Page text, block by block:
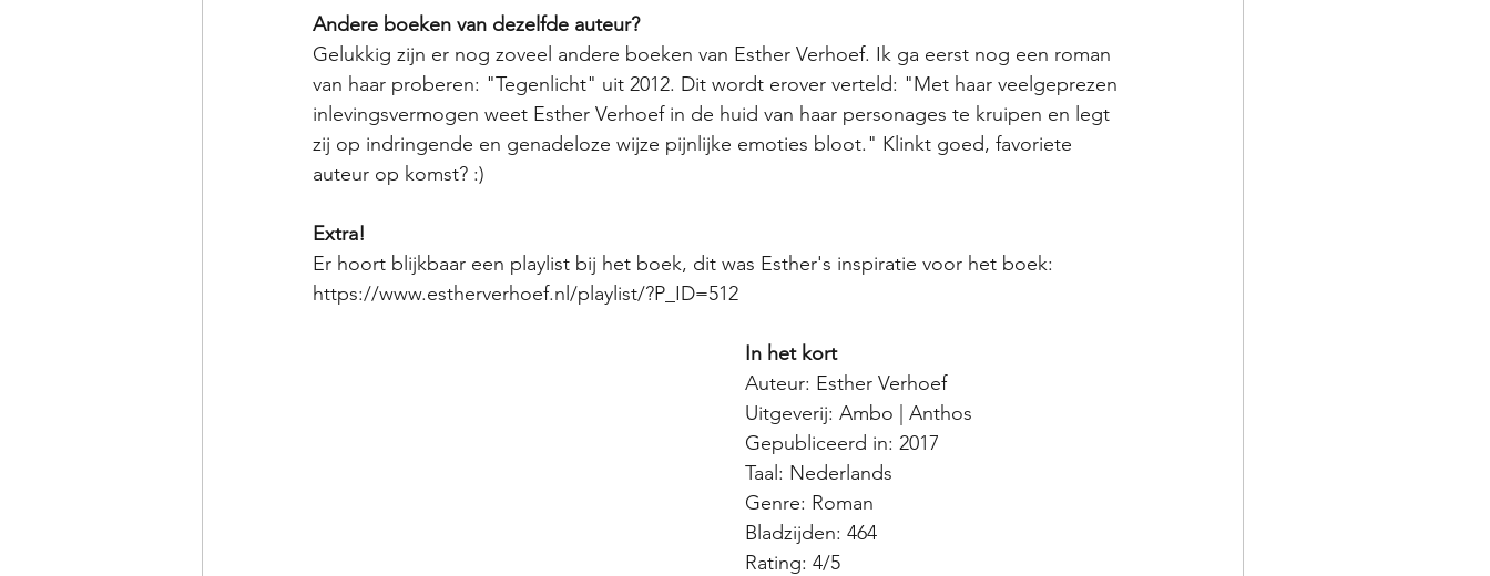
Andere boeken van dezelfde auteur?
Gelukkig zijn er nog zoveel andere boeken van Esther Verhoef. Ik ga eerst nog een roman
van haar proberen: "Tegenlicht" uit 2012. Dit wordt erover verteld: "Met haar veelgeprezen
inlevingsvermogen weet Esther Verhoef in de huid van haar personages te kruipen en legt
zij op indringende en genadeloze wijze pijnlijke emoties bloot." Klinkt goed, favoriete
auteur op komst? :)
Extra!
Er hoort blijkbaar een playlist bij het boek, dit was Esther's inspiratie voor het boek:
https://www.estherverhoef.nl/playlist/?P_ID=512
In het kort
Auteur: Esther Verhoef
Uitgeverij: Ambo | Anthos
Gepubliceerd in: 2017
Taal: Nederlands
Genre: Roman
Bladzijden: 464
Rating: 4/5